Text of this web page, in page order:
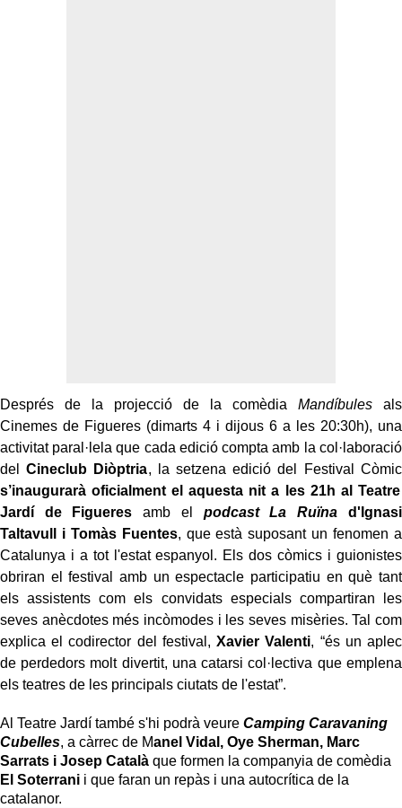
Després de la projecció de la comèdiaMandíbulesals
Cinemes de Figueres (dimarts 4 i dijous 6 a les 20:30h), una
activitat paral·lela que cada edició compta amb la col·laboració
delCineclub Diòptria, la setzena edició del Festival Còmic
s’inaugurarà oficialment el aquesta nit a les 21h al Teatre
Jardí de Figueres amb el podcast La Ruïna d'Ignasi
Taltavull i Tomàs Fuentes, que està suposant un fenomen a
Catalunya i a tot l'estat espanyol. Els dos còmics i guionistes
obriran el festival amb un espectacle participatiu en què tant
els assistents com els convidats especials compartiran les
seves anècdotes més incòmodes i les seves misèries. Tal com
explica el codirector del festival,Xavier Valenti, “és un aplec
de perdedors molt divertit, una catarsi col·lectiva que emplena
els teatres de les principals ciutats de l'estat”.
Al Teatre Jardí també s'hi podrà veure Camping Caravaning
Cubelles, a càrrec de Manel Vidal, Oye Sherman, Marc
Sarrats i Josep Català que formen la companyia de comèdia
El Soterrani i que faran un repàs i una autocrítica de la
catalanor.